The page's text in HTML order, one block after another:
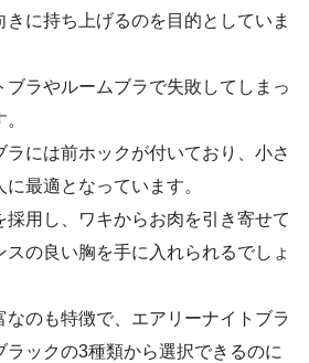
に持ち上げるのを目的としていま
ブラやルームブラで失敗してしまっ
には前ホックが付いており、小さ
最適となっています。
用し、ワキからお肉を引き寄せて
の良い胸を手に入れられるでしょ
なのも特徴で、エアリーナイトブラ
ラックの3種類から選択できるのに